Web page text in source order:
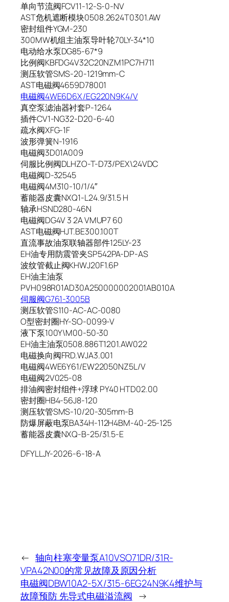
单向节流阀FCV11-12-S-0-NV
AST危机遮断模块0508.2624T0301.AW
密封组件YGM-230
300MW机组主油泵导叶轮70LY-34*10
电动给水泵DG85-67*9
比例阀KBFDG4V32C20NZM1PC7H711
测压软管SMS-20-1219mm-C
AST电磁阀4659D78001
电磁阀4WE6D6X/EG220N9K4/V
真空泵滤油器衬套P-1264
插件CV1-NG32-D20-6-40
疏水阀XFG-1F
波形弹簧N-1916
电磁阀3D01A009
伺服比例阀DLHZO-T-D73/PEX\24VDC
电磁阀D-32545
电磁阀4M310-10/1/4″
蓄能器皮囊NXQ1-L24.9/31.5 H
轴承HSND280-46N
电磁阀DG4V 3 2A VMUP7 60
AST电磁阀HJT.BE300.100T
直流事故油泵联轴器部件125LY-23
EH油专用防震管夹SP542PA-DP-AS
波纹管截止阀KHWJ20F1.6P
EH油主油泵
PVH098R01AD30A250000002001AB010A
伺服阀G761-3005B
测压软管S110-AC-AC-0080
O型密封圈HY-SO-0099-V
液下泵100Y\M00-50-30
EH油主油泵0508.886T1201.AW022
电磁换向阀FRD.WJA3.001
电磁阀4WE6Y61/EW22050NZ5L/V
电磁阀2V025-08
排油阀密封组件+浮球 PY40 HTD02.00
密封圈HB4-56J8-120
测压软管SMS-10/20-305mm-B
防爆屏蔽电泵BA34H-112H4BM-40-25-125
蓄能器皮囊NXQ-B-25/31.5-E
DFYLLJY-2026-6-18-A
← 轴向柱塞变量泵A10VSO71DR/31R-
VPA42N00的常见故障及原因分析
电磁阀DBW10A2-5X/315-6EG24N9K4维护与
故障预防 先导式电磁溢流阀 →